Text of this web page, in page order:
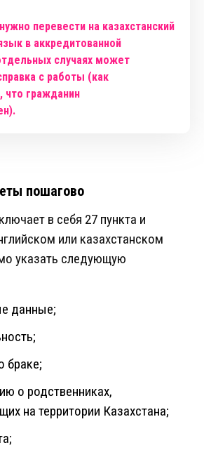
перевести на казахстанский
в аккредитованной
случаях может
с работы (как
что гражданин
пошагово
в себя 27 пункта и
или казахстанском
указать следующую
данные;
браке;
о родственниках,
на территории Казахстана;